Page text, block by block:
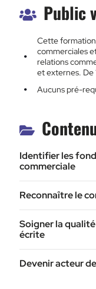
Public
Cette formation
commerciales
relations
et externes. De
Aucuns pré-
Identifier les
commerciale
Reconnaître le
Soigner la
écrite
Devenir acteur